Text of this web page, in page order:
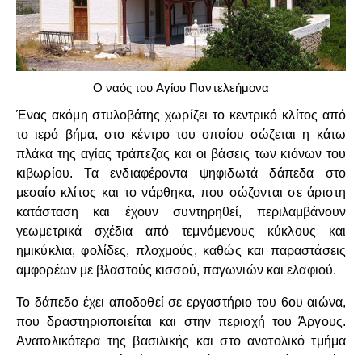
Ο ναός του Αγίου Παντελεήμονα
Ένας ακόμη στυλοβάτης χωρίζει το κεντρικό κλίτος από
το ιερό βήμα, στο κέντρο του οποίου σώζεται η κάτω
πλάκα της αγίας τράπεζας και οι βάσεις των κιόνων του
κιβωρίου. Τα ενδιαφέροντα ψηφιδωτά δάπεδα στο
μεσαίο κλίτος και το νάρθηκα, που σώζονται σε άριστη
κατάσταση και έχουν συντηρηθεί, περιλαμβάνουν
γεωμετρικά σχέδια από τεμνόμενους κύκλους και
ημικύκλια, φολίδες, πλοχμούς, καθώς και παραστάσεις
αμφορέων με βλαστούς κισσού, παγωνιών και ελαφιού.
Το δάπεδο έχει αποδοθεί σε εργαστήριο του 6ου αιώνα,
που δραστηριοποιείται και στην περιοχή του Άργους.
Ανατολικότερα της βασιλικής και στο ανατολικό τμήμα